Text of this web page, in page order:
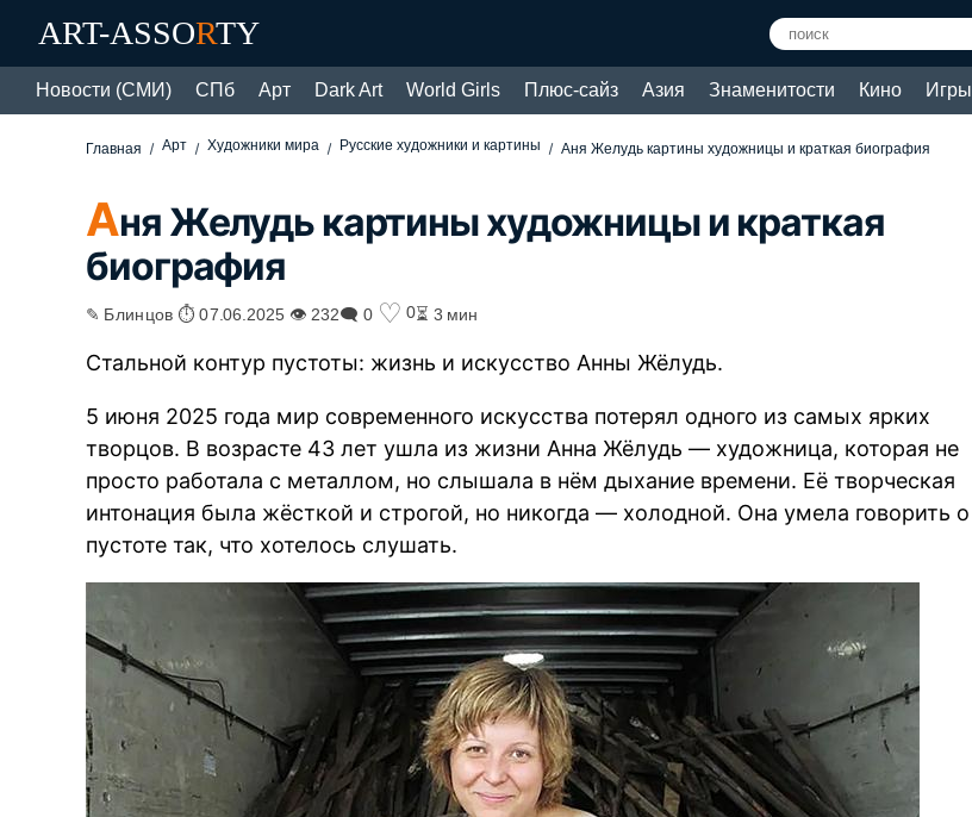
ART-ASSORTY
Новости (СМИ) СПб Арт Dark Art World Girls Плюс-сайз Азия Знаменитости Кино Игры
Главная Арт Художники мира Русские художники и картины Аня Желудь картины художницы и краткая биография
Аня Желудь картины художницы и краткая
биография
✎ Блинцов ⏱ 07.06.2025 👁 232🗨 0 ♡ 0⏳ 3 мин
Стальной контур пустоты: жизнь и искусство Анны Жёлудь.
5 июня 2025 года мир современного искусства потерял одного из самых ярких
творцов. В возрасте 43 лет ушла из жизни Анна Жёлудь — художница, которая не
просто работала с металлом, но слышала в нём дыхание времени. Её творческая
интонация была жёсткой и строгой, но никогда — холодной. Она умела говорить о
пустоте так, что хотелось слушать.